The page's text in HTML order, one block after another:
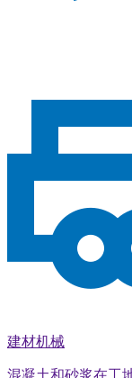
建材机械
混凝土和砂浆在工